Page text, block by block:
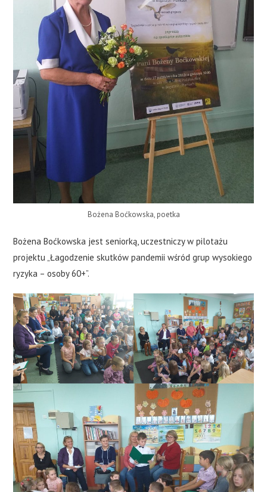
Bożena Boćkowska, poetka
Bożena Boćkowska jest seniorką, uczestniczy w pilotażu
projektu „Łagodzenie skutków pandemii wśród grup wysokiego
ryzyka – osoby 60+”.